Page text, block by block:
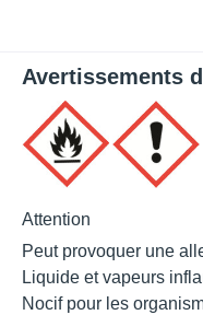
Avertissements
Attention
Peut provoquer une
Liquide et vapeurs
Nocif pour les